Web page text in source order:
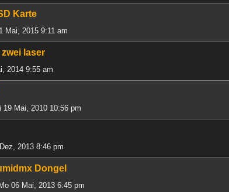
Karte
Mai, 2015 9:11 am
laser
2014 9:55 am
19 Mai, 2010 10:56 pm
2013 8:46 pm
Dongel
06 Mai, 2013 6:45 pm